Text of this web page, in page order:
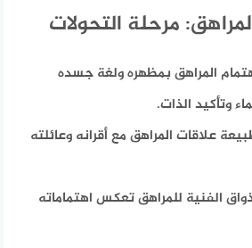
مرحلة التحولات
المراهق بمظهره ولغة جسده
وتأكيد الذات.
علاقات المراهق مع أقرانه وعائلته
الفنية للمراهق تعكس اهتماماته